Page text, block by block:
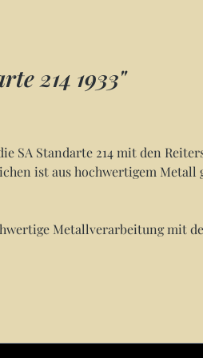
214 1933"
SA Standarte 214 mit den
ist aus hochwertigem
Metallverarbeitung mit